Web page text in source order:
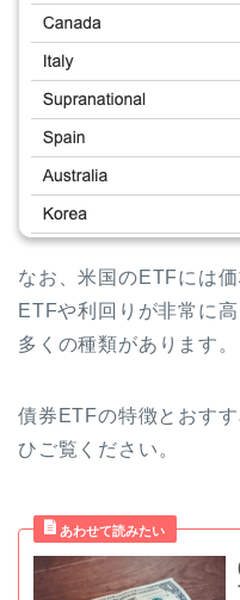
なお、米国のETFには
ETFや利回りが非常に
多くの種類があります。
債券ETFの特徴とおす
ひご覧ください。